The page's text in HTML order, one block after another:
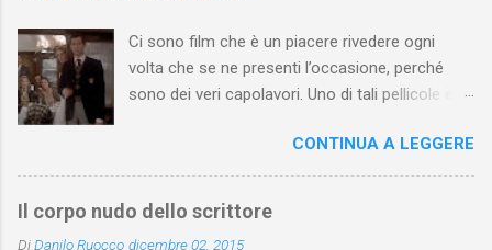
Ci sono film che è un piacere rivedere ogni
volta che se ne presenti l’occasione, perché
sono dei veri capolavori. Uno di tali pellicole è
Tratto dall'omonimo romanzo di Agatha
Christie (pubblicato prima a puntate nel 1933 e,
poi, in volume l’anno seguente), il film di Lumet
CONTINUA A LEGGERE
Il corpo nudo dello scrittore
DiDanilo Ruocco dicembre 02, 2015